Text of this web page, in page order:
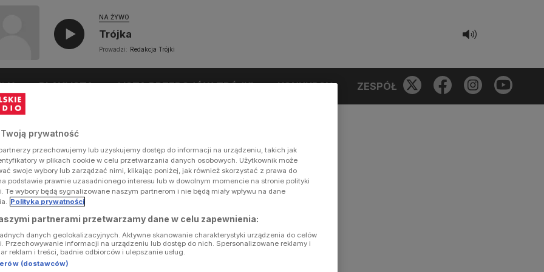
NA ŻYWO
Trójka
Prowadzi: Redakcja Trójki
PLAYLISTA LISTA PRZEBOJÓW TRÓJKI KONKURSY ZESPÓŁ
Twoją prywatność
przechowujemy lub uzyskujemy dostęp do informacji na urządzeniu, takich jak
w plikach cookie w celu przetwarzania danych osobowych. Użytkownik może
swoje wybory lub zarządzać nimi, klikając poniżej, jak również skorzystać z prawa do
podstawie prawnie uzasadnionego interesu lub w dowolnym momencie na stronie polityki
Te wybory będą sygnalizowane naszym partnerom i nie będą miały wpływu na dane
Polityka prywatności
partnerami przetwarzamy dane w celu zapewnienia:
danych geolokalizacyjnych. Aktywne skanowanie charakterystyki urządzenia do celów
Przechowywanie informacji na urządzeniu lub dostęp do nich. Spersonalizowane reklamy i
reklam i treści, badnie odbiorców i ulepszanie usług.
(dostawców)